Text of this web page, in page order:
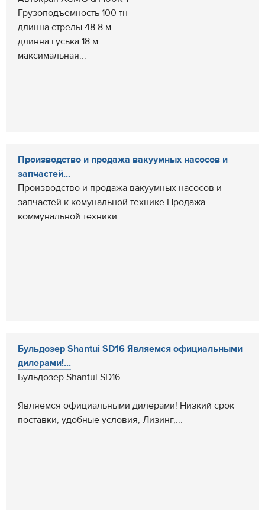
Грузоподъемность 100 тн
длинна стрелы 48.8 м
длинна гуська 18 м
максимальная...
Производство и продажа вакуумных насосов и
запчастей...
Производство и продажа вакуумных насосов и
запчастей к комунальной технике.Продажа
коммунальной техники....
Бульдозер Shantui SD16 Являемся официальными
дилерами!...
Бульдозер Shantui SD16
Являемся официальными дилерами! Низкий срок
поставки, удобные условия, Лизинг,...